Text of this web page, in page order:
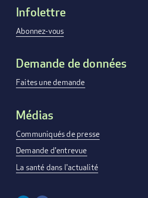
Footer
menu
Infolettre
Abonnez-vous
Demande de données
Faites une demande
Médias
Communiqués de presse
Demande d'entrevue
La santé dans l'actualité